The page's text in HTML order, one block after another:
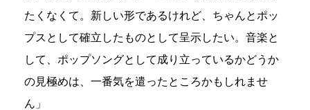
たくなくて。新しい形であるけれど、ちゃんとポッ
プスとして確立したものとして呈示したい。音楽と
して、ポップソングとして成り立っているかどうか
の見極めは、一番気を遣ったところかもしれませ
ん」